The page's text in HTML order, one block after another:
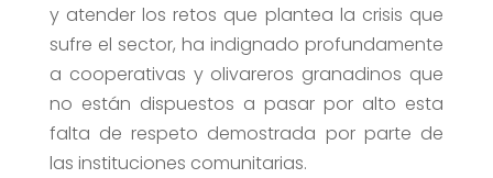
y atender los retos que plantea la crisis que
sufre el sector, ha indignado profundamente
a cooperativas y olivareros granadinos que
no están dispuestos a pasar por alto esta
falta de respeto demostrada por parte de
las instituciones comunitarias.